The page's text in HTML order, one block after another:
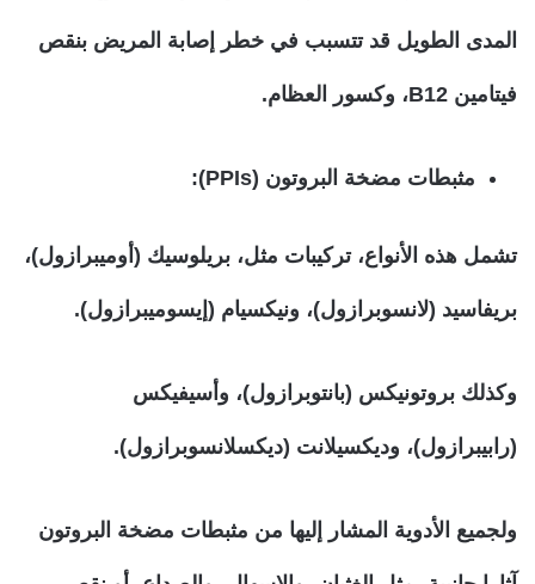
المدى الطويل قد تتسبب في خطر إصابة المريض بنقص
فيتامين B12، وكسور العظام.
مثبطات مضخة البروتون (PPIs
):
تشمل هذه الأنواع، تركيبات مثل، بريلوسيك (أوميبرازول)،
بريفاسيد (لانسوبرازول)، ونيكسيام (إيسوميبرازول).
وكذلك بروتونيكس (بانتوبرازول)، وأسيفيكس
(رابيبرازول)، وديكسيلانت (ديكسلانسوبرازول).
ولجميع الأدوية المشار إليها من مثبطات مضخة البروتون